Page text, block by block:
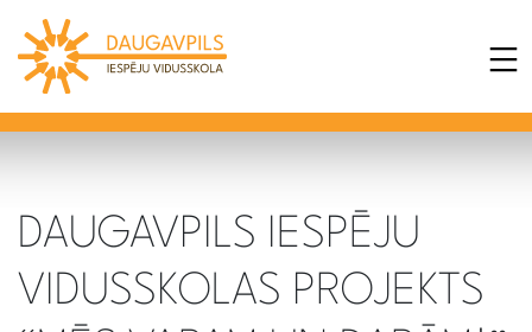
DAUGAVPILS IESPĒJU
VIDUSSKOLAS PROJEKTS